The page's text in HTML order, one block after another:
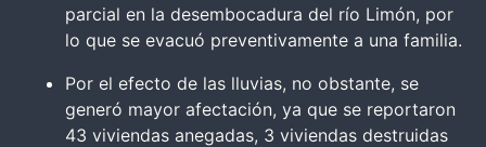
parcial en la desembocadura del río Limón, por
lo que se evacuó preventivamente a una familia.
Por el efecto de las lluvias, no obstante, se
generó mayor afectación, ya que se reportaron
43 viviendas anegadas, 3 viviendas destruidas